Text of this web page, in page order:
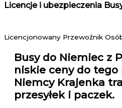
Licencje i ubezpieczenia
Licencjonowany Przewoźnik
Busy do Niemiec z
niskie ceny do tego
Niemcy Krajenka
przesyłek i paczek.